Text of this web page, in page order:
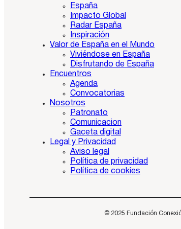
España
Impacto Global
Radar España
Inspiración
Valor de España en el Mundo
Viviéndose en España
Disfrutando de España
Encuentros
Agenda
Convocatorias
Nosotros
Patronato
Comunicacion
Gaceta digital
Legal y Privacidad
Aviso legal
Política de privacidad
Política de cookies
© 2025 Fundación